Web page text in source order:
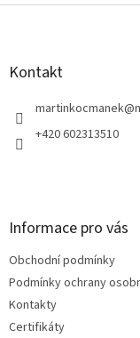
Z
Kontakt
martinkocmanek@
+420 602313510
Informace pro vás
Obchodní podmínky
Podmínky ochrany
Kontakty
Certifikáty